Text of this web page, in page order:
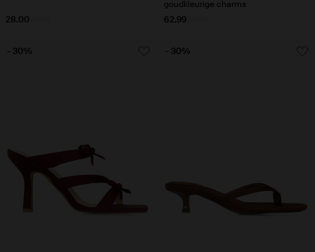
28.00
goudkleurige charms
62.99
- 30% - 30%